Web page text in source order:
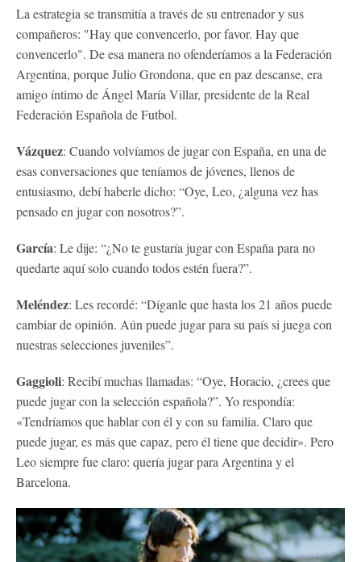
La estrategia se transmitía a través de su entrenador y sus
compañeros: "Hay que convencerlo, por favor. Hay que
convencerlo". De esa manera no ofenderíamos a la Federación
Argentina, porque Julio Grondona, que en paz descanse, era
amigo íntimo de Ángel María Villar, presidente de la Real
Federación Española de Futbol.
Vázquez: Cuando volvíamos de jugar con España, en una de
esas conversaciones que teníamos de jóvenes, llenos de
entusiasmo, debí haberle dicho: “Oye, Leo, ¿alguna vez has
pensado en jugar con nosotros?”.
García: Le dije: “¿No te gustaría jugar con España para no
quedarte aquí solo cuando todos estén fuera?”.
Meléndez: Les recordé: “Díganle que hasta los 21 años puede
cambiar de opinión. Aún puede jugar para su país si juega con
nuestras selecciones juveniles”.
Gaggioli: Recibí muchas llamadas: “Oye, Horacio, ¿crees que
puede jugar con la selección española?”. Yo respondía:
«Tendríamos que hablar con él y con su familia. Claro que
puede jugar, es más que capaz, pero él tiene que decidir». Pero
Leo siempre fue claro: quería jugar para Argentina y el
Barcelona.